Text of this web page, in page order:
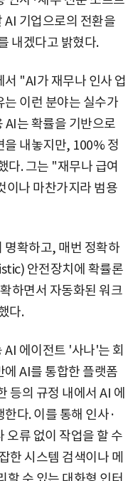
AI 기업으로의 전환을
내겠다고 밝혔다.
"AI가 재무나 인사 업
이런 분야는 실수가
는 확률을 기반으로
을 내놓지만, 100% 정
다. 그는 "재무나 급여
이나 마찬가지라 범용
명확하고, 매번 정확하
안전장치에 확률론
하면서 자동화된 워크
다.
에이전트 '사나'는 회
AI를 통합한 플랫폼
등의 규정 내에서 AI 에
다. 이를 통해 인사·
오류 없이 작업을 할 수
한 시스템 검색이나 메